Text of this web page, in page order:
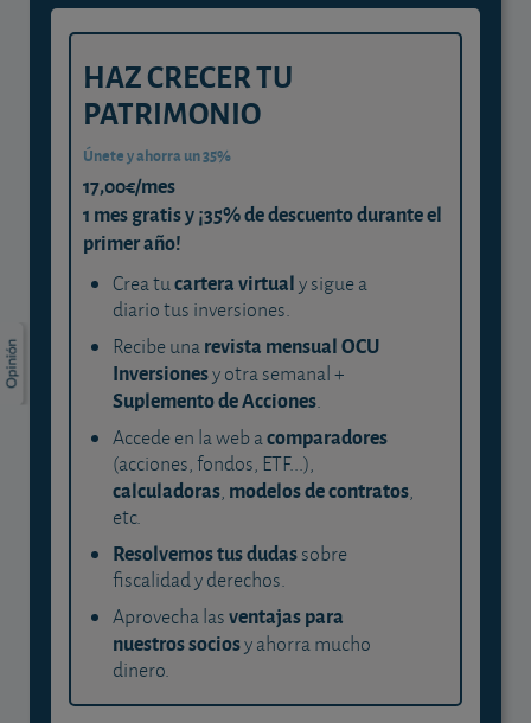
HAZ CRECER TU
PATRIMONIO
Únete y ahorra un 35%
17,00€/mes
1 mes gratis y ¡35% de descuento durante el
primer año!
Crea tucartera virtualy sigue a
diario tus inversiones.
Recibe unarevista mensual OCU
Inversionesy otra semanal +
Suplemento de Acciones.
Accede en la web acomparadores
(acciones, fondos, ETF...),
calculadoras, modelos de contratos,
etc.
Resolvemos tus dudassobre
fiscalidad y derechos.
Aprovecha lasventajas para
nuestros sociosy ahorra mucho
dinero.